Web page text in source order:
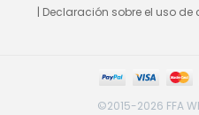
| Declaración sobre el uso de
©2015-2026 FFA